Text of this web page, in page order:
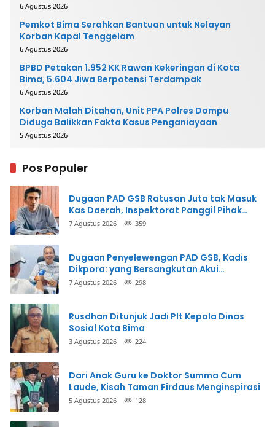
6 Agustus 2026
Pemkot Bima Serahkan Bantuan untuk Nelayan
Korban Kapal Tenggelam
6 Agustus 2026
BPBD Petakan 1.952 KK Rawan Kekeringan di Kota
Bima, 5.604 Jiwa Berpotensi Terdampak
6 Agustus 2026
Korban Malah Ditahan, Unit PPA Polres Dompu
Diduga Balikkan Fakta Kasus Penganiayaan
5 Agustus 2026
Pos Populer
Dugaan PAD GSB Ratusan Juta tak Masuk
Kas Daerah, Inspektorat Panggil Pihak
Terkait
7 Agustus 2026 359
Dugaan Penyelewengan PAD GSB, Kadis
Dikpora: yang Bersangkutan Akui
Perbuatannya dan Siap Mengembalikan
7 Agustus 2026 298
Rusdhan Ditunjuk Jadi Plt Kepala Dinas
Sosial Kota Bima
3 Agustus 2026 224
Dari Anak Guru ke Doktor Summa Cum
Laude, Kisah Taman Firdaus Menginspirasi
5 Agustus 2026 128